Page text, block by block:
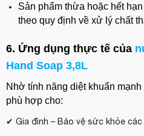
Sản phẩm thừa hoặc hết
theo quy định về xử lý chất
6. Ứng dụng thực tế của
Hand Soap 3,8L
Nhờ tính năng diệt khuẩn
phù hợp cho:
✔ Gia đình – Bảo vệ sức khỏe các